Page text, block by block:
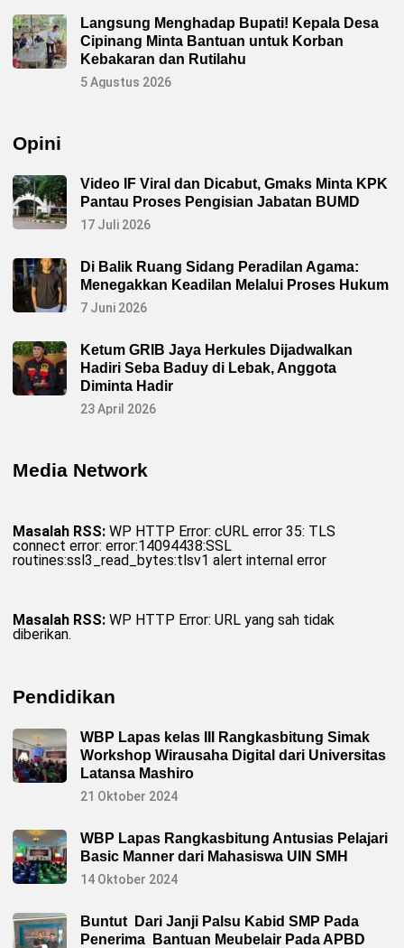
r
u
s
d
i
a
s
a
B
e
s
a
s
a
r
a
k
a
a
k
u
k
a
G
i
a
t
G
R
o
g
B
e
r
k
a
n
r
a
S
u
n
g
a
Langsung Menghadap Bupati! Kepala Desa
Cipinang Minta Bantuan untuk Korban
Kebakaran dan Rutilahu
5 Agustus 2026
Opini
Video IF Viral dan Dicabut, Gmaks Minta KPK
Pantau Proses Pengisian Jabatan BUMD
17 Juli 2026
Di Balik Ruang Sidang Peradilan Agama:
Menegakkan Keadilan Melalui Proses Hukum
7 Juni 2026
Ketum GRIB Jaya Herkules Dijadwalkan
Hadiri Seba Baduy di Lebak, Anggota
Diminta Hadir
23 April 2026
Media Network
Masalah RSS: WP HTTP Error: cURL error 35: TLS
connect error: error:14094438:SSL
routines:ssl3_read_bytes:tlsv1 alert internal error
Masalah RSS: WP HTTP Error: URL yang sah tidak
diberikan.
Pendidikan
WBP Lapas kelas III Rangkasbitung Simak
Workshop Wirausaha Digital dari Universitas
Latansa Mashiro
21 Oktober 2024
WBP Lapas Rangkasbitung Antusias Pelajari
Basic Manner dari Mahasiswa UIN SMH
14 Oktober 2024
Buntut Dari Janji Palsu Kabid SMP Pada
Penerima Bantuan Meubelair Pada APBD